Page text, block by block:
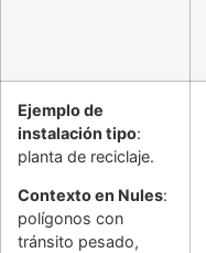
Ejemplo de
instalación tipo:
planta de reciclaje.
Contexto en Nules:
polígonos con
tránsito pesado,